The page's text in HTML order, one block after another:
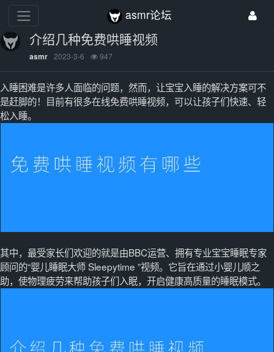
asmr论坛
介绍几种免费哄睡视频
asmr 2023-3-6 947
入睡困难是许多人面临的问题，然而，让宝宝入睡的解决方案可不
是赶脚的！目前有很多在线免费哄睡视频，可以让孩子们快速、轻
松入睡。
其中，最受家长们欢迎的就是由BBC运营、拥有专业宝宝睡眠专家
顾问的“婴儿睡眠大师 Sleepytime ”视频。它旨在通过小婴儿顺之
助，使物理疲劳来帮助孩子们入眠，开启健康高质量的睡眠模式。